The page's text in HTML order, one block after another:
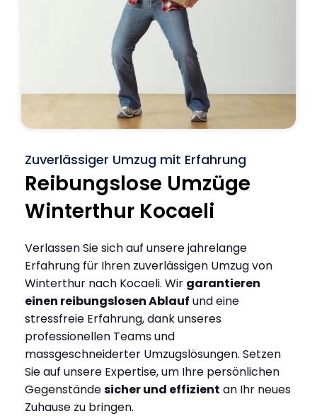
Zuverlässiger Umzug mit Erfahrung
Reibungslose Umzüge
Winterthur Kocaeli
Verlassen Sie sich auf unsere jahrelange
Erfahrung für Ihren zuverlässigen Umzug von
Winterthur nach Kocaeli. Wir garantieren
einen reibungslosen Ablauf und eine
stressfreie Erfahrung, dank unseres
professionellen Teams und
massgeschneiderter Umzugslösungen. Setzen
Sie auf unsere Expertise, um Ihre persönlichen
Gegenständesicher und effizient an Ihr neues
Zuhause zu bringen.